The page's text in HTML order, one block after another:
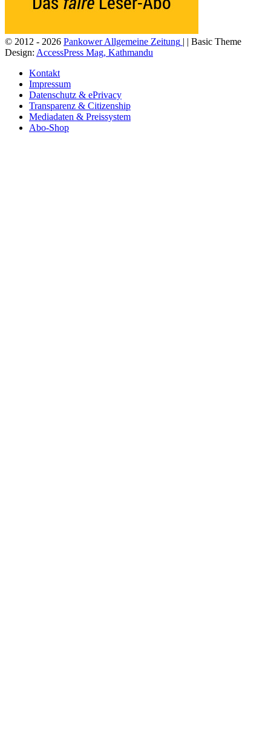
© 2012 - 2026 Pankower Allgemeine Zeitung | | Basic Theme
Design: AccessPress Mag, Kathmandu
Kontakt
Impressum
Datenschutz & ePrivacy
Transparenz & Citizenship
Mediadaten & Preissystem
Abo-Shop